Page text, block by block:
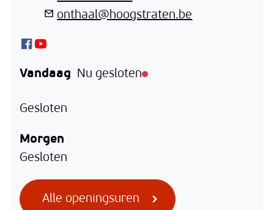
E-mailonthaal@hoogstraten.be
Facebook
YouTube
Vandaag Nu gesloten
Gesloten
Morgen
Gesloten
Alle openingsuren Stadhuis